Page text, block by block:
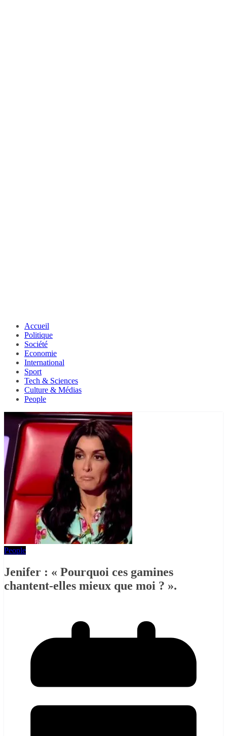
Accueil
Politique
Société
Economie
International
Sport
Tech & Sciences
Culture & Médias
People
People
Jenifer : « Pourquoi ces gamines
chantent-elles mieux que moi ? ».